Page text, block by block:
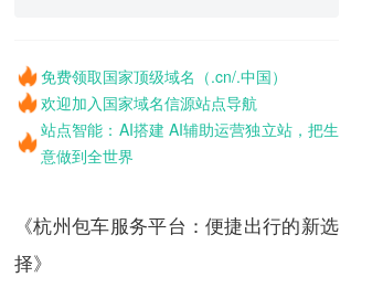
免费领取国家顶级域名（.cn/.中国）
欢迎加入国家域名信源站点导航
站点智能：AI搭建 AI辅助运营独立站，把生
意做到全世界
《杭州包车服务平台：便捷出行的新选
择》